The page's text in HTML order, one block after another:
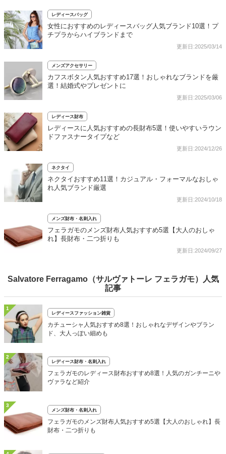
レディースバッグ
女性におすすめのレディースバッグ人気ブランド10選！プ
チプラからハイブランドまで
更新日:2025/03/14
メンズアクセサリー
カフスボタン人気おすすめ17選！おしゃれなブランドを厳
選！結婚式やプレゼントに
更新日:2025/03/06
レディース財布
レディースに人気おすすめの長財布5選！使いやすいラウン
ドファスナータイプなど
更新日:2024/12/26
ネクタイ
ネクタイおすすめ11選！カジュアル・フォーマルなおしゃ
れ人気ブランド厳選
更新日:2024/10/18
メンズ財布・名刺入れ
フェラガモのメンズ財布人気おすすめ5選【大人のおしゃ
れ】長財布・二つ折りも
更新日:2024/09/27
Salvatore Ferragamo（サルヴァトーレ フェラガモ）人気
記事
1
レディースファッション雑貨
カチューシャ人気おすすめ8選！おしゃれなデザインやブラン
ド、大人っぽい細めも
2
レディース財布・名刺入れ
フェラガモのレディース財布おすすめ8選！人気のガンチーニや
ヴァラなど紹介
3
メンズ財布・名刺入れ
フェラガモのメンズ財布人気おすすめ5選【大人のおしゃれ】長
財布・二つ折りも